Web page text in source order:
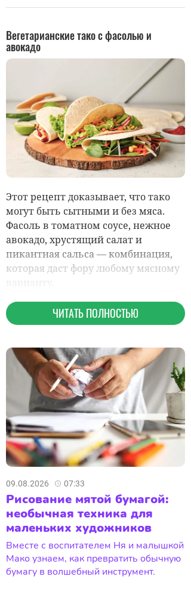
09.08.2026 07:33
Рисование мятой бумагой:
необычная техника для
маленьких художников
Вместе с воспитателем Ня и малышкой
Мако узнаем, как превратить обычную
бумагу в волшебный инструмент.